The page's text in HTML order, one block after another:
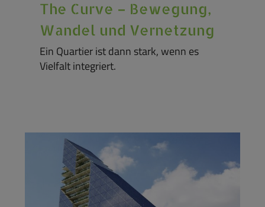
The Curve – Bewegung,
Wandel und Vernetzung
Ein Quartier ist dann stark, wenn es
Vielfalt integriert.